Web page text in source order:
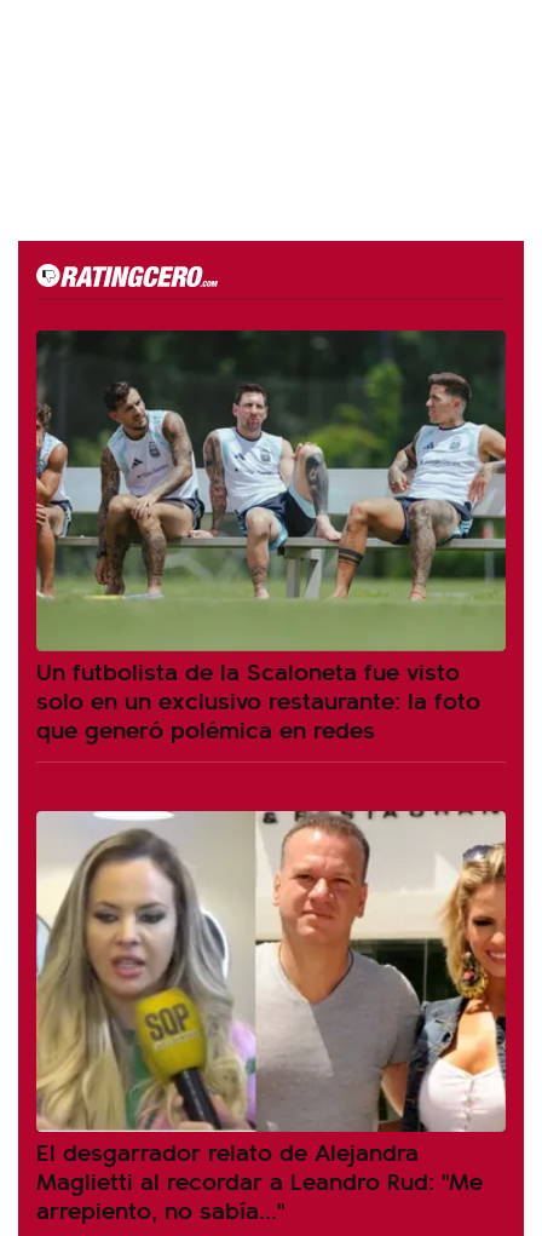
Un futbolista de la Scaloneta fue visto
solo en un exclusivo restaurante: la foto
que generó polémica en redes
El desgarrador relato de Alejandra
Maglietti al recordar a Leandro Rud: "Me
arrepiento, no sabía..."